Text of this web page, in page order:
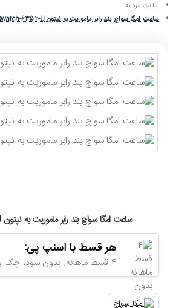
ساعت مردانه
ساعت امگا سواچ بند رابر ماموریت به نپتون Swatch-6352-U
ساعت امگا سواچ بند رابر ماموریت به نپتون Swatch-6352-U
هر قسط با اسنپ پی:
4 قسط ماهانه. بدون سود، چک و ضامن.